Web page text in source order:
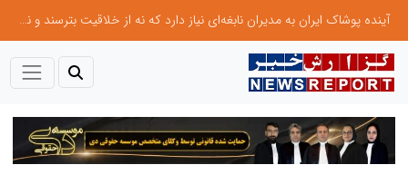
آینده پوشاک ایران به مدیران نابغه‌ای نیاز دارد که نه از خلاقیت بترسند و نه بروکراسی